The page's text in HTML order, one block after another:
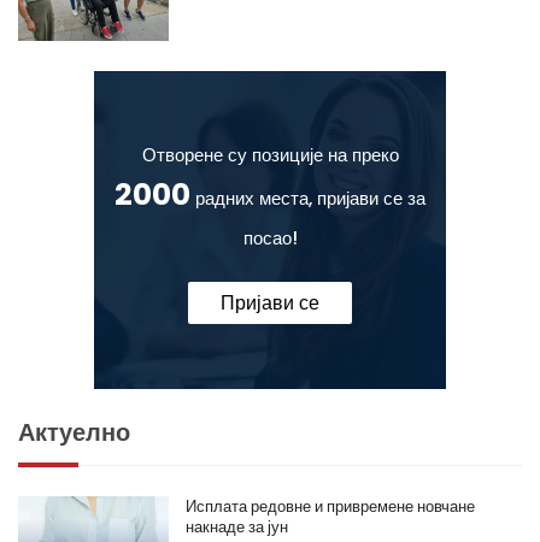
Отворене су позиције на преко
2000 радних места, пријави се за
посао!
Пријави се
Актуелно
Исплата редовне и привремене новчане
накнаде за јун